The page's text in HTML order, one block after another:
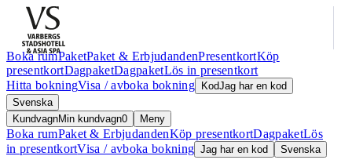
Boka rumPaketPaket & ErbjudandenPresentkortKöp
presentkortDagpaketDagpaketLös in presentkort
Hitta bokningVisa / avboka bokning KodJag har en kod
Svenska
KundvagnMin kundvagn0 Meny
Boka rumPaket & ErbjudandenKöp presentkortDagpaketLös
in presentkortVisa / avboka bokning Jag har en kod Svenska